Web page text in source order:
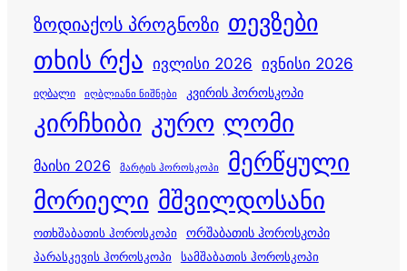
ზოდიაქოს პროგნოზი თევზები
თხის რქა ივლისი 2026 ივნისი 2026
იღბალი იღბლიანი ნიშნები კვირის ჰოროსკოპი
კირჩხიბი კურო ლომი
მაისი 2026 მარტის ჰოროსკოპი მერწყული
მორიელი მშვილდოსანი
ოთხშაბათის ჰოროსკოპი
ორშაბათის ჰოროსკოპი
პარასკევის ჰოროსკოპი
სამშაბათის ჰოროსკოპი